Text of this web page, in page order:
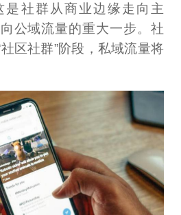
是社群从商业边缘走向主
公域流量的重大一步。社
区社群”阶段，私域流量将